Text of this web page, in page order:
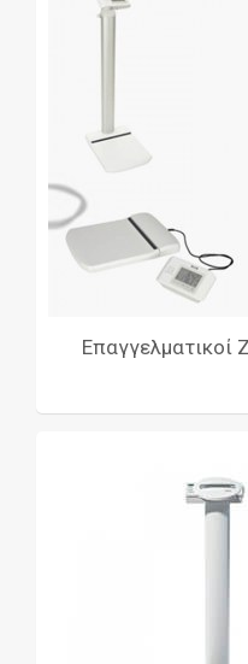
Επαγγελματικοί